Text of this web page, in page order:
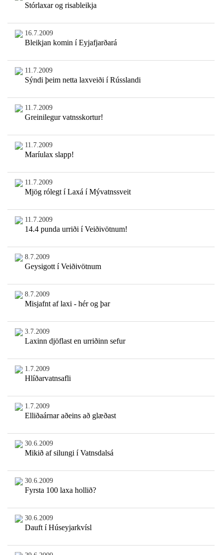
Stórlaxar og risableikja
16.7.2009
Bleikjan komin í Eyjafjarðará
11.7.2009
Sýndi þeim netta laxveiði í Rússlandi
11.7.2009
Greinilegur vatnsskortur!
11.7.2009
Maríulax slapp!
11.7.2009
Mjög rólegt í Laxá í Mývatnssveit
11.7.2009
14.4 punda urriði í Veiðivötnum!
8.7.2009
Geysigott í Veiðivötnum
8.7.2009
Misjafnt af laxi - hér og þar
3.7.2009
Laxinn djöflast en urriðinn sefur
1.7.2009
Hlíðarvatnsafli
1.7.2009
Elliðaárnar aðeins að glæðast
30.6.2009
Mikið af silungi í Vatnsdalsá
30.6.2009
Fyrsta 100 laxa hollið?
30.6.2009
Dauft í Húseyjarkvísl